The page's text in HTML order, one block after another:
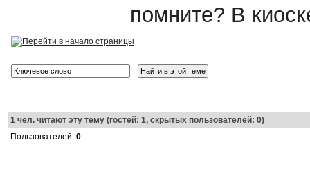
помните? В
1чел. читают эту тему (гостей: 1, скрытых пользователей: 0)
Пользователей: 0